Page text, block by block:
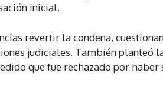
inicial.
revertir la condena,
judiciales. También planteó
que fue rechazado por